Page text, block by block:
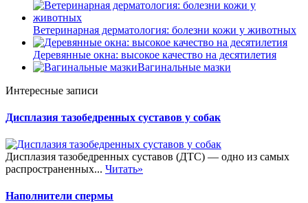
Ветеринарная дерматология: болезни кожи у животных
Деревянные окна: высокое качество на десятилетия
Вагинальные мазки
Интересные записи
Дисплазия тазобедренных суставов у собак
Дисплазия тазобедренных суставов (ДТС) — одно из самых
распространенных... Читать»
Наполнители спермы